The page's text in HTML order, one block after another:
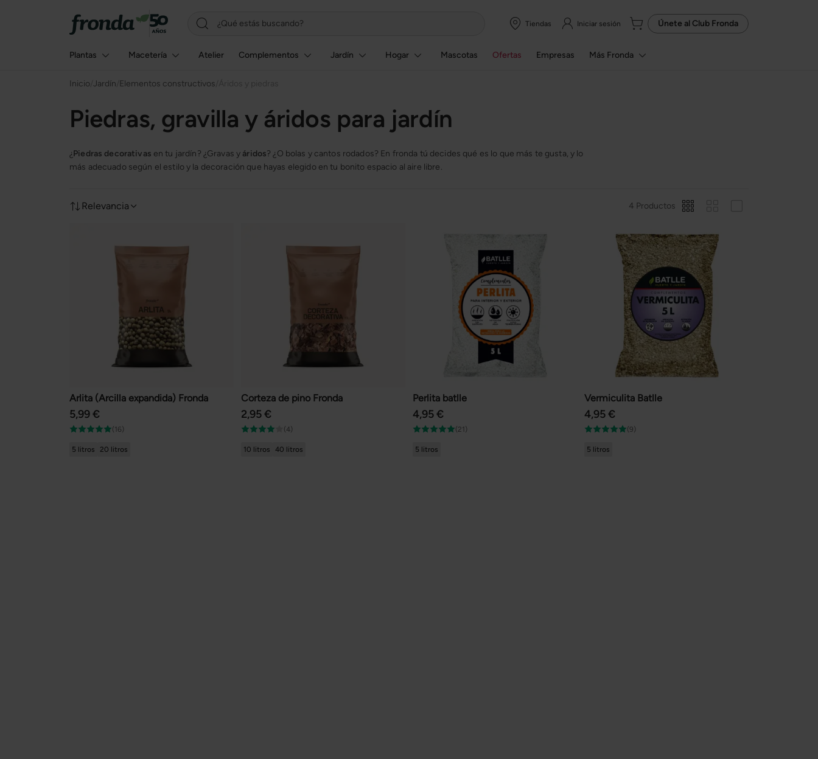
Tiendas Iniciar sesión Únete al Club Fronda
Plantas Macetería Atelier Complementos Jardín Hogar Mascotas Ofertas Empresas Más Fronda
Inicio Jardín Elementos constructivos
Piedras, gravilla y áridos para jardín
¿Piedras decorativas en tu jardín? ¿Gravas y áridos? ¿O bolas y cantos rodados? En fronda tú decides qué es lo que más te gusta, y lo
más adecuado según el estilo y la decoración que hayas elegido en tu bonito espacio al aire libre.
Relevancia 4 Productos
Arlita (Arcilla expandida) Fronda
5,99 €
(16)
5 litros 20 litros
Corteza de pino Fronda
2,95 €
(4)
10 litros 40 litros
Perlita batlle
4,95 €
(21)
5 litros
Vermiculita Batlle
4,95 €
(9)
5 litros